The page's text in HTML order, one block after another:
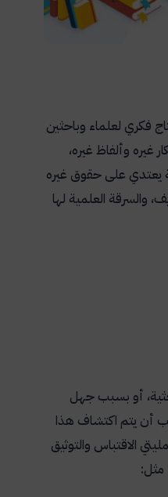
فكري لعلماء وباحثين
غيره وألفاظ غيره،
يعتدي على حقوق غيره
والسرقة العلمية لها
أو بسبب جهل
أن يتم اكتشاف هذا
الاقتباس والتوثيق
مثل: